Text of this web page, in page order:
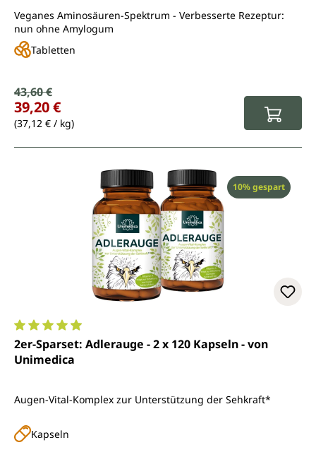
Veganes Aminosäuren-Spektrum - Verbesserte Rezeptur:
nun ohne Amylogum
Tabletten
Verkaufspreis:
Regulärer Preis:
43,60 €
39,20 €
(37,12 € / kg)
Rabatt
10% gespart
Durchschnittliche Bewertung von 4.9 von 5 Sternen
2er-Sparset: Adlerauge - 2 x 120 Kapseln - von
Unimedica
Augen-Vital-Komplex zur Unterstützung der Sehkraft*
Kapseln